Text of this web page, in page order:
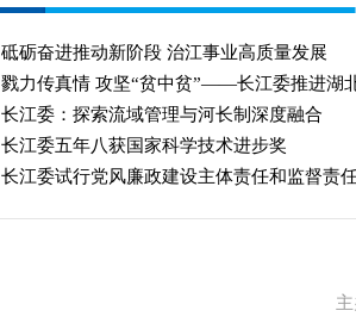
砥砺奋进推动新阶段 治江事业高质量发展
戮力传真情 攻坚“贫中贫”——长江委推进湖
长江委：探索流域管理与河长制深度融合
长江委五年八获国家科学技术进步奖
长江委试行党风廉政建设主体责任和监督责